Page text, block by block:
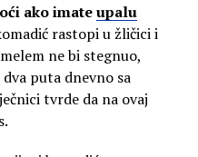
ako imateupalu
rastopi u žličici i
ne bi stegnuo,
puta dnevno sa
tvrde da na ovaj